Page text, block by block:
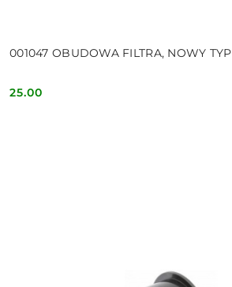
001047 OBUDOWA FILTRA, NOWY TYP
Cena:
25.00